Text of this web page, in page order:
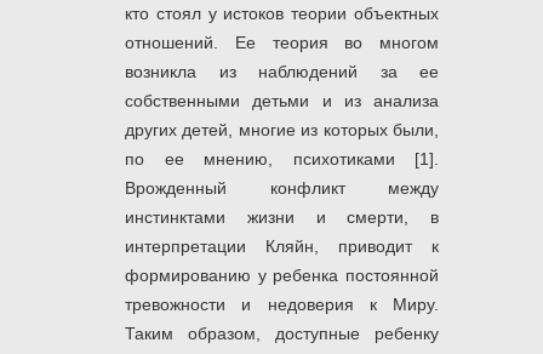
кто стоял у истоков теории объектных
отношений. Ее теория во многом
возникла из наблюдений за ее
собственными детьми и из анализа
других детей, многие из которых были,
по ее мнению, психотиками [1].
Врожденный конфликт между
инстинктами жизни и смерти, в
интерпретации Кляйн, приводит к
формированию у ребенка постоянной
тревожности и недоверия к Миру.
Таким образом, доступные ребенку